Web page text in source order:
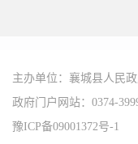
主办单位：襄城县人民
政府门户网站：0374-
豫ICP备09001372号-1